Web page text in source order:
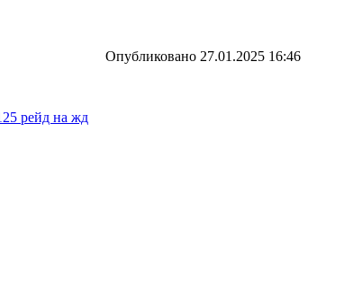
Опубликовано 27.01.2025 16:46